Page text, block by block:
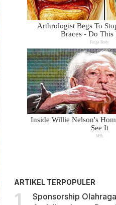
ARTIKEL TERPOPULER
Sponsorship